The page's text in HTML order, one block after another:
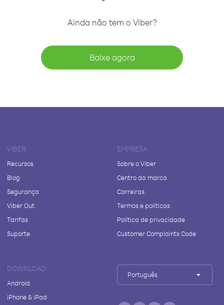
Ainda não tem o Viber?
Baixe agora
VIBER
Recursos
Blog
Segurança
Viber Out
Tarifas
Suporte
EMPRESA
Sobre o Viber
Centro da marca
Carreiras
Termos e políticas
Política de privacidade
Customer Complaints Code
DOWNLOAD
Android
iPhone & iPad
Português